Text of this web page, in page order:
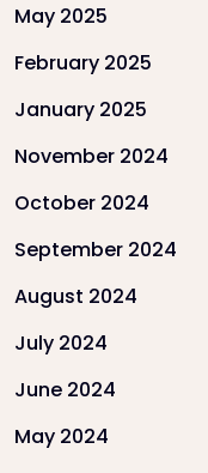
May 2025
February 2025
January 2025
November 2024
October 2024
September 2024
August 2024
July 2024
June 2024
May 2024